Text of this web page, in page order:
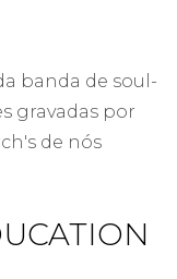
banda de soul-
gravadas por
de nós